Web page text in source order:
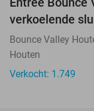
verkoelende
Bounce Valley
Houten
Verkocht: 1.749